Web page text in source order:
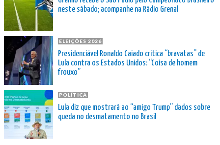
neste sábado; acompanhe na Rádio Grenal
ELEIÇÕES 2026
Presidenciável Ronaldo Caiado critica “bravatas” de
Lula contra os Estados Unidos: “Coisa de homem
frouxo”
POLÍTICA
Lula diz que mostrará ao “amigo Trump” dados sobre
queda no desmatamento no Brasil